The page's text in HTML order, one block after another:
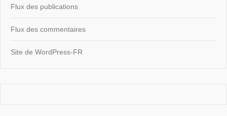
Flux des publications
Flux des commentaires
Site de WordPress-FR